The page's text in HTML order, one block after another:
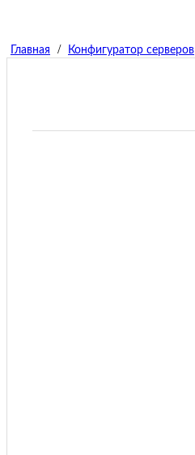
Главная / Конфигуратор серверов